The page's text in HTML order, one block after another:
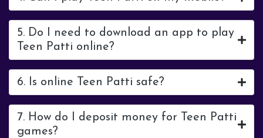
5. Do I need to download an app to play
Teen Patti online?
6. Is online Teen Patti safe?
7. How do I deposit money for Teen Patti
games?